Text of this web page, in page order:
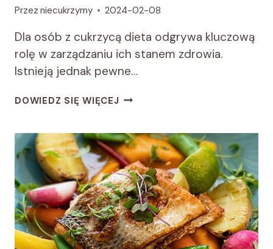
Przez niecukrzymy 2024-02-08
Dla osób z cukrzycą dieta odgrywa kluczową
rolę w zarządzaniu ich stanem zdrowia.
Istnieją jednak pewne…
DOWIEDZ SIĘ WIĘCEJ CZEGO
JEŚĆ
MAJĄC
CUKRZYCĘ?